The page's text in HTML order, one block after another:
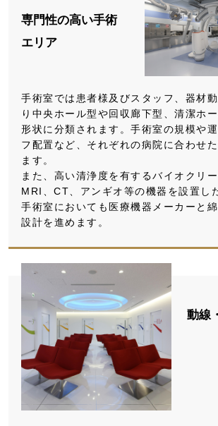
専門性の高い手術
エリア
手術室では患者様及びスタッフ、器材
り中央ホール型や回収廊下型、清潔ホ
形状に分類されます。手術室の規模や
フ配置など、それぞれの病院に合わせ
ます。
また、高い清浄度を有するバイオクリ
MRI、CT、アンギオ等の機器を設置し
手術室においても医療機器メーカーと
設計を進めます。
動線